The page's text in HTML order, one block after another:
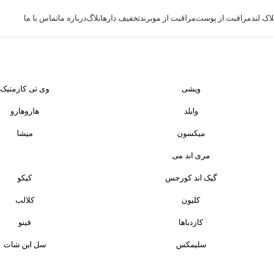
لندمراقبت از پوستمراقبت از موبرندتخفیف دارهابلاگدرباره ماتماس با ما
ویشی وی تی کازمتیک
وایلد هاروهارو
میکسون میشا
مری اند می
گیک اند کورجس کیکو
کلیون کلالب
کازدباها فینو
سلیمکس سل این شات